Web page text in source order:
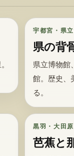
宇都宮・県
県の背
県立博物館
館。歴史、
る。
黒羽・大田原
芭蕉と